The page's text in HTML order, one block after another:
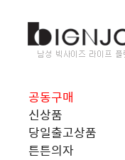
공동구매
신상품
당일출고상품
튼튼의자